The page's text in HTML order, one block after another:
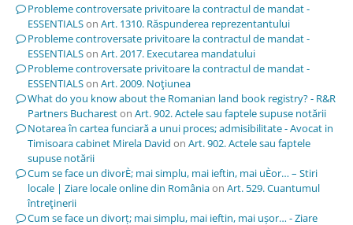
Probleme controversate privitoare la contractul de mandat -
ESSENTIALSon Art. 1310. Răspunderea reprezentantului
Probleme controversate privitoare la contractul de mandat -
ESSENTIALSon Art. 2017. Executarea mandatului
Probleme controversate privitoare la contractul de mandat -
ESSENTIALSon Art. 2009. Noţiunea
What do you know about the Romanian land book registry? - R&R
Partners Buchareston Art. 902. Actele sau faptele supuse notării
Notarea în cartea funciară a unui proces; admisibilitate - Avocat in
Timisoara cabinet Mirela David on Art. 902. Actele sau faptele
supuse notării
Cum se face un divorÈ; mai simplu, mai ieftin, mai uÈor… – Stiri
locale | Ziare locale online din Româniaon Art. 529. Cuantumul
întreţinerii
Cum se face un divorț; mai simplu, mai ieftin, mai ușor… - Ziare